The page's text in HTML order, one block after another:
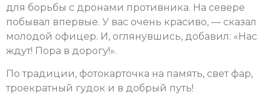
для борьбы с дронами противника. На севере
побывал впервые. У вас очень красиво, — сказал
молодой офицер. И, оглянувшись, добавил: «Нас
ждут! Пора в дорогу!».
По традиции, фотокарточка на память, свет фар,
троекратный гудок и в добрый путь!